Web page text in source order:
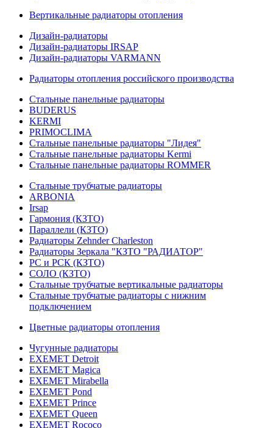
Вертикальные радиаторы отопления
Дизайн-радиаторы
Дизайн-радиаторы IRSAP
Дизайн-радиаторы VARMANN
Радиаторы отопления российского производства
Стальные панельные радиаторы
BUDERUS
KERMI
PRIMOCLIMA
Стальные панельные радиаторы "Лидея"
Стальные панельные радиаторы Kermi
Стальные панельные радиаторы ROMMER
Стальные трубчатые радиаторы
ARBONIA
Irsap
Гармония (КЗТО)
Параллели (КЗТО)
Радиаторы Zehnder Charleston
Радиаторы Зеркала "КЗТО "РАДИАТОР"
РС и РСК (КЗТО)
СОЛО (КЗТО)
Стальные трубчатые вертикальные радиаторы
Стальные трубчатые радиаторы с нижним
подключением
Цветные радиаторы отопления
Чугунные радиаторы
EXEMET Detroit
EXEMET Magica
EXEMET Mirabella
EXEMET Pond
EXEMET Prince
EXEMET Queen
EXEMET Rococo